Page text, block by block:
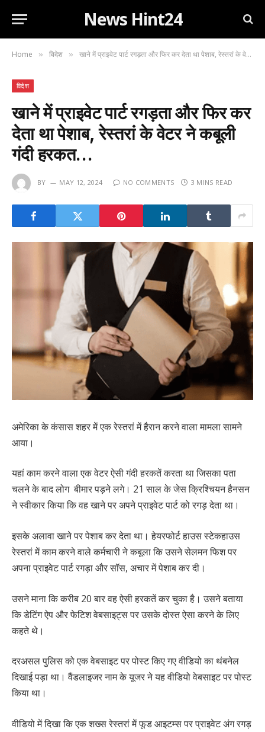
News Hint24
Home » विदेश » खाने में प्राइवेट पार्ट रगड़ता और फिर कर देता था पेशाब, रेस्तरां के वेटर ने कबूली गंदी हरकत…
विदेश
खाने में प्राइवेट पार्ट रगड़ता और फिर कर
देता था पेशाब, रेस्तरां के वेटर ने कबूली
गंदी हरकत…
BY MAY 12, 2024 NO COMMENTS 3 MINS READ
अमेरिका के कंसास शहर में एक रेस्तरां में हैरान करने वाला मामला सामने
आया।
यहां काम करने वाला एक वेटर ऐसी गंदी हरकतें करता था जिसका पता
चलने के बाद लोग बीमार पड़ने लगे। 21 साल के जेस क्रिश्चियन हैनसन
ने स्वीकार किया कि वह खाने पर अपने प्राइवेट पार्ट को रगड़ देता था।
इसके अलावा खाने पर पेशाब कर देता था। हेयरफोर्ट हाउस स्टेकहाउस
रेस्तरां में काम करने वाले कर्मचारी ने कबूला कि उसने सेलमन फिश पर
अपना प्राइवेट पार्ट रगड़ा और सॉस, अचार में पेशाब कर दी।
उसने माना कि करीब 20 बार वह ऐसी हरकतें कर चुका है। उसने बताया
कि डेटिंग ऐप और फेटिश वेबसाइट्स पर उसके दोस्त ऐसा करने के लिए
कहते थे।
दरअसल पुलिस को एक वेबसाइट पर पोस्ट किए गए वीडियो का थंबनेल
दिखाई पड़ा था। वैंडलाइजर नाम के यूजर ने यह वीडियो वेबसाइट पर पोस्ट
किया था।
वीडियो में दिखा कि एक शख्स रेस्तरां में फूड आइटम्स पर प्राइवेट अंग रगड़